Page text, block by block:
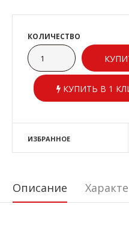
КОЛИЧЕСТВО
КУПИТЬ В 1
ИЗБРАННОЕ
Описание